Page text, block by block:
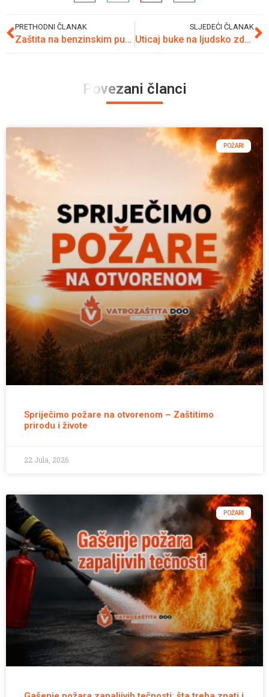
PRETHODNI ČLANAK
Zaštita na benzinskim pumpama
SLJEDEĆI ČLANAK
Uticaj buke na ljudsko zdravlje
Povezani članci
POŽARI
Spriječimo požare na otvorenom – Zaštitimo
prirodu i živote
22 Jula, 2026
POŽARI